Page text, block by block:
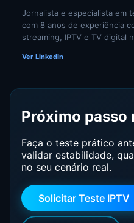
Jornalista e especialista em
com 8 anos de experiência
streaming, IPTV e TV digital
especializados em cultura
comportamento do
Ver LinkedIn
Próximo passo
Faça o teste prático
validar estabilidade,
no seu cenário real.
Solicitar Teste IPTV